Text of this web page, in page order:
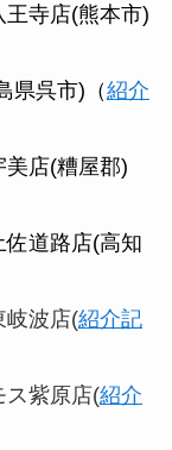
王寺店(熊本市)
県呉市)（紹介
美店(糟屋郡)
佐道路店(高知
岐波店(紹介記
ス紫原店(紹介